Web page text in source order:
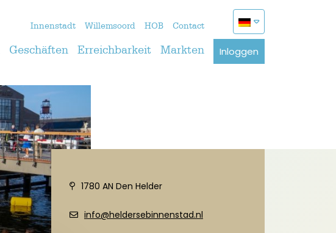
Innenstadt Willemsoord HOB Contact
Geschäften Erreichbarkeit Markten Inloggen
1780 AN Den Helder
info@heldersebinnenstad.nl